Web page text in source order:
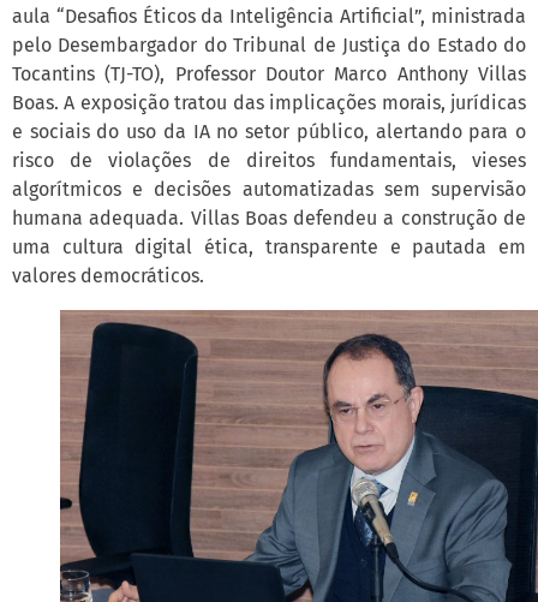
aula “Desafios Éticos da Inteligência Artificial”, ministrada
pelo Desembargador do Tribunal de Justiça do Estado do
Tocantins (TJ-TO), Professor Doutor Marco Anthony Villas
Boas. A exposição tratou das implicações morais, jurídicas
e sociais do uso da IA no setor público, alertando para o
risco de violações de direitos fundamentais, vieses
algorítmicos e decisões automatizadas sem supervisão
humana adequada. Villas Boas defendeu a construção de
uma cultura digital ética, transparente e pautada em
valores democráticos.